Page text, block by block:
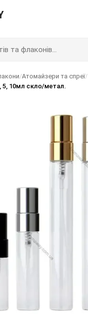
/Атомайзери та спреї/
5, 10мл скло/метал.